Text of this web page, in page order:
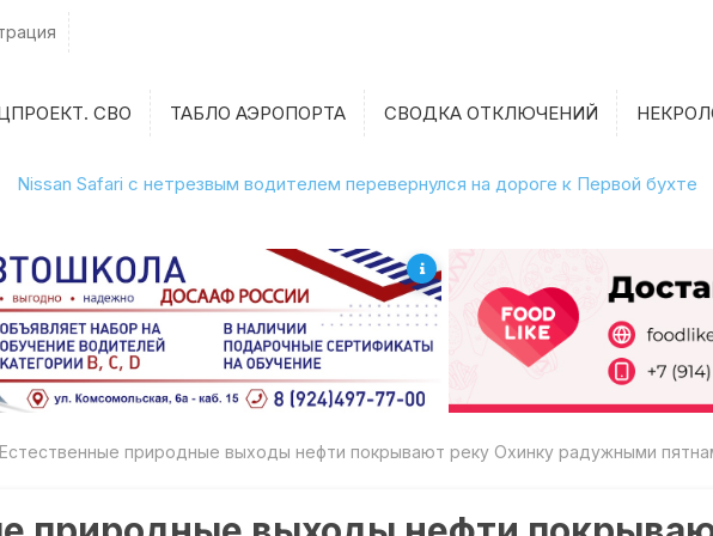
СВО ТАБЛО АЭРОПОРТА СВОДКА ОТКЛЮЧЕНИЙ
Nissan Safari с нетрезвым водителем перевернулся на дороге к Первой бухте
Естественные природные выходы нефти покрывают реку Охинку радужными